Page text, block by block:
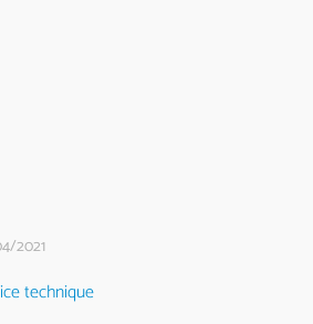
2021
technique